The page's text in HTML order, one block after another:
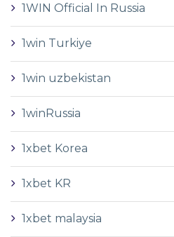
1WIN Official In Russia
1win Turkiye
1win uzbekistan
1winRussia
1xbet Korea
1xbet KR
1xbet malaysia